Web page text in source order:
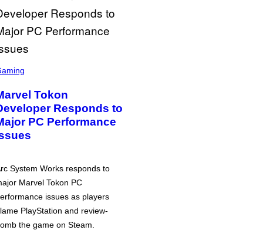
Tokon
Responds to
PC Performance
System Works responds to
Marvel Tokon PC
issues as players
PlayStation and review-
the game on Steam.